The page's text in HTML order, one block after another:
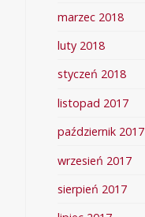
marzec 2018
luty 2018
styczeń 2018
listopad 2017
październik 2017
wrzesień 2017
sierpień 2017